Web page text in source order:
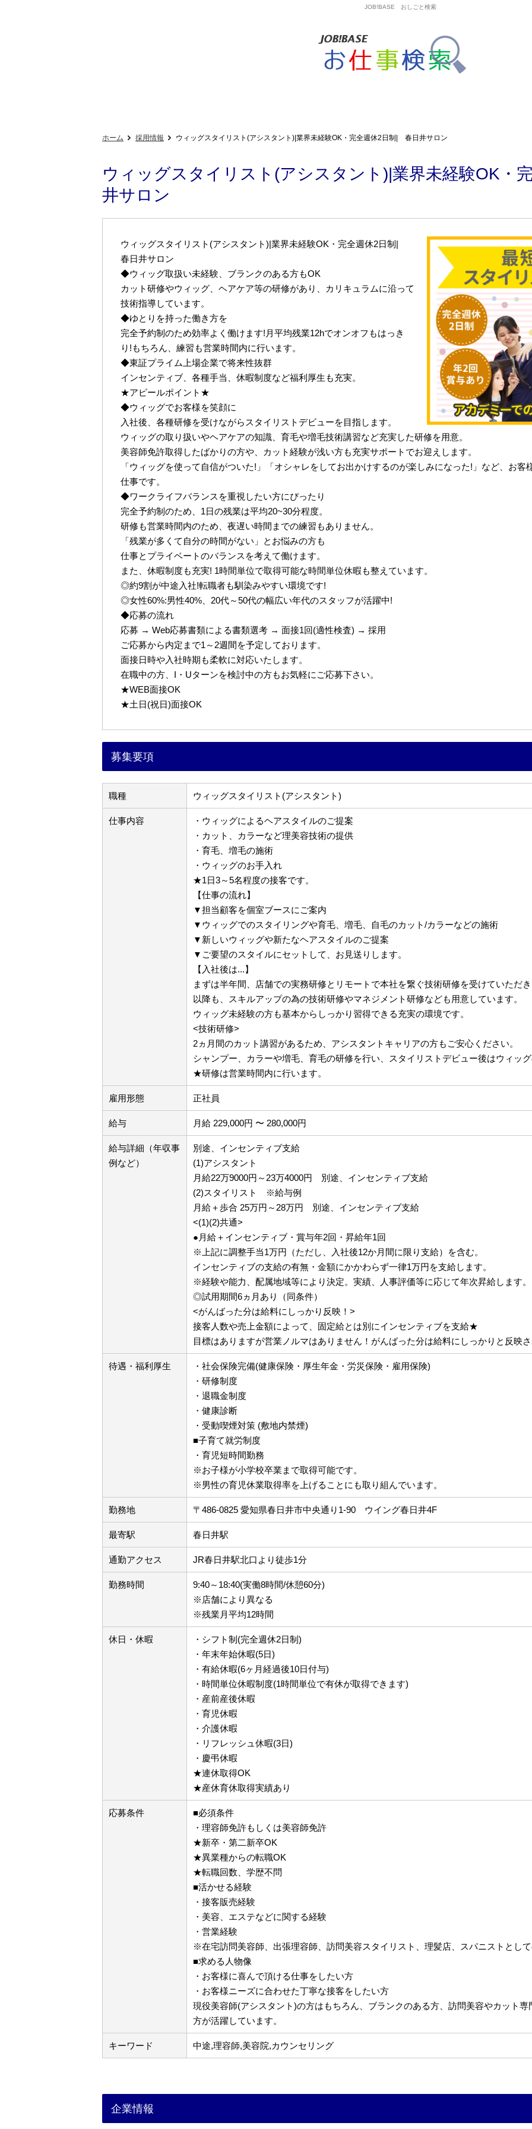
JOB!BASE おしごと検索
ホーム 採用情報 ウィッグスタイリスト(アシスタント)|業界未経験OK・完全週休2日制| 春日井サロン
ウィッグスタイリスト(アシスタント)|業界未経験OK・
井サロン
ウィッグスタイリスト(アシスタント)|業界未経験OK・完全週休2日制|
春日井サロン
◆ウィッグ取扱い未経験、ブランクのある方もOK
カット研修やウィッグ、ヘアケア等の研修があり、カリキュラムに沿って
技術指導しています。
◆ゆとりを持った働き方を
完全予約制のため効率よく働けます!月平均残業12hでオンオフもはっき
り!もちろん、練習も営業時間内に行います。
◆東証プライム上場企業で将来性抜群
インセンティブ、各種手当、休暇制度など福利厚生も充実。
★アピールポイント★
◆ウィッグでお客様を笑顔に
入社後、各種研修を受けながらスタイリストデビューを目指します。
ウィッグの取り扱いやヘアケアの知識、育毛や増毛技術講習など充実した研修を用意。
美容師免許取得したばかりの方や、カット経験が浅い方も充実サポートでお迎えします。
「ウィッグを使って自信がついた!」「オシャレをしてお出かけするのが楽しみになった!」など、お
仕事です。
◆ワークライフバランスを重視したい方にぴったり
完全予約制のため、1日の残業は平均20~30分程度。
研修も営業時間内のため、夜遅い時間までの練習もありません。
「残業が多くて自分の時間がない」とお悩みの方も
仕事とプライベートのバランスを考えて働けます。
また、休暇制度も充実! 1時間単位で取得可能な時間単位休暇も整えています。
◎約9割が中途入社!転職者も馴染みやすい環境です!
◎女性60%:男性40%、20代～50代の幅広い年代のスタッフが活躍中!
◆応募の流れ
応募 → Web応募書類による書類選考 → 面接1回(適性検査) → 採用
ご応募から内定まで1～2週間を予定しております。
面接日時や入社時期も柔軟に対応いたします。
在職中の方、I・Uターンを検討中の方もお気軽にご応募下さい。
★WEB面接OK
★土日(祝日)面接OK
募集要項
職種 ウィッグスタイリスト(アシスタント)
仕事内容
・ウィッグによるヘアスタイルのご提案
・カット、カラーなど理美容技術の提供
・育毛、増毛の施術
・ウィッグのお手入れ
★1日3～5名程度の接客です。
【仕事の流れ】
▼担当顧客を個室ブースにご案内
▼ウィッグでのスタイリングや育毛、増毛、自毛のカット/カラーなどの施術
▼新しいウィッグや新たなヘアスタイルのご提案
▼ご要望のスタイルにセットして、お見送りします。
【入社後は...】
まずは半年間、店舗での実務研修とリモートで本社を繋ぐ技術研修を受けていただ
以降も、スキルアップの為の技術研修やマネジメント研修なども用意しています。
ウィッグ未経験の方も基本からしっかり習得できる充実の環境です。
<技術研修>
2ヵ月間のカット講習があるため、アシスタントキャリアの方もご安心ください。
シャンプー、カラーや増毛、育毛の研修を行い、スタイリストデビュー後はウィッ
★研修は営業時間内に行います。
雇用形態 正社員
給与 月給 229,000円 〜 280,000円
給与詳細（年収事
例など）
別途、インセンティブ支給
(1)アシスタント
月給22万9000円～23万4000円 別途、インセンティブ支給
(2)スタイリスト ※給与例
月給＋歩合 25万円～28万円 別途、インセンティブ支給
<(1)(2)共通>
●月給＋インセンティブ・賞与年2回・昇給年1回
※上記に調整手当1万円（ただし、入社後12か月間に限り支給）を含む。
インセンティブの支給の有無・金額にかかわらず一律1万円を支給します。
※経験や能力、配属地域等により決定。実績、人事評価等に応じて年次昇給します。
◎試用期間6ヵ月あり（同条件）
<がんばった分は給料にしっかり反映！>
接客人数や売上金額によって、固定給とは別にインセンティブを支給★
目標はありますが営業ノルマはありません！がんばった分は給料にしっかりと反映
待遇・福利厚生
・社会保険完備(健康保険・厚生年金・労災保険・雇用保険)
・研修制度
・退職金制度
・健康診断
・受動喫煙対策 (敷地内禁煙)
■子育て就労制度
・育児短時間勤務
※お子様が小学校卒業まで取得可能です。
※男性の育児休業取得率を上げることにも取り組んでいます。
勤務地 〒486-0825 愛知県春日井市中央通り1-90 ウイング春日井4F
最寄駅 春日井駅
通勤アクセス JR春日井駅北口より徒歩1分
勤務時間
9:40～18:40(実働8時間/休憩60分)
※店舗により異なる
※残業月平均12時間
休日・休暇
・シフト制(完全週休2日制)
・年末年始休暇(5日)
・有給休暇(6ヶ月経過後10日付与)
・時間単位休暇制度(1時間単位で有休が取得できます)
・産前産後休暇
・育児休暇
・介護休暇
・リフレッシュ休暇(3日)
・慶弔休暇
★連休取得OK
★産休育休取得実績あり
応募条件
■必須条件
・理容師免許もしくは美容師免許
★新卒・第二新卒OK
★異業種からの転職OK
★転職回数、学歴不問
■活かせる経験
・接客販売経験
・美容、エステなどに関する経験
・営業経験
※在宅訪問美容師、出張理容師、訪問美容スタイリスト、理髪店、スパニストとし
■求める人物像
・お客様に喜んで頂ける仕事をしたい方
・お客様ニーズに合わせた丁寧な接客をしたい方
現役美容師(アシスタント)の方はもちろん、ブランクのある方、訪問美容やカット
方が活躍しています。
キーワード 中途,理容師,美容院,カウンセリング
企業情報